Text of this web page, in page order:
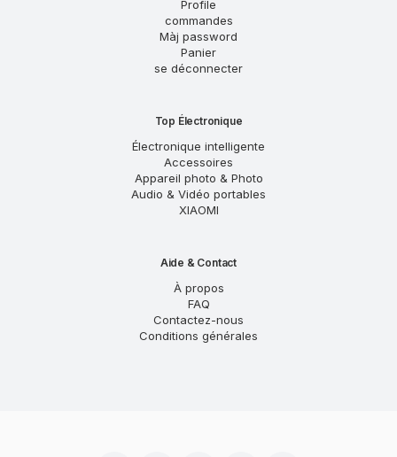
Profile
commandes
Màj password
Panier
se déconnecter
Top Électronique
Électronique intelligente
Accessoires
Appareil photo & Photo
Audio & Vidéo portables
XIAOMI
Aide & Contact
À propos
FAQ
Contactez-nous
Conditions générales